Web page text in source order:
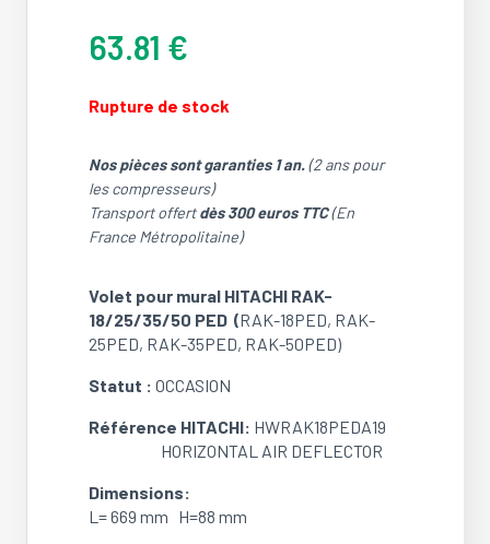
63.81 €
Rupture de stock
Nos pièces sont garanties 1 an.(2 ans pour
les compresseurs)
Transport offertdès 300 euros TTC(En
France Métropolitaine)
Volet pour mural HITACHI RAK-
18/25/35/50 PED (RAK-18PED, RAK-
25PED, RAK-35PED, RAK-50PED)
Statut : OCCASION
Référence HITACHI: HWRAK18PEDA19
HORIZONTAL AIR DEFLECTOR
Dimensions:
L= 669 mm H=88 mm